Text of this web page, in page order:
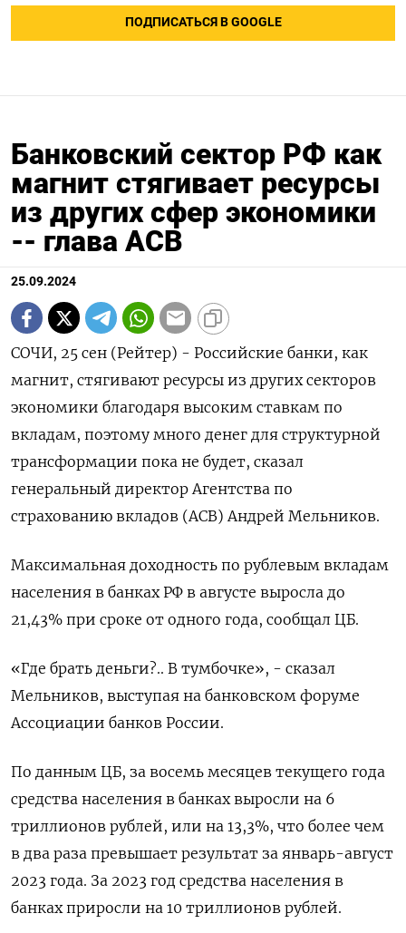
ПОДПИСАТЬСЯ В GOOGLE
Банковский сектор РФ как
магнит стягивает ресурсы
из других сфер экономики
-- глава АСВ
25.09.2024
СОЧИ, 25 сен (Рейтер) - Российские банки, как
магнит, стягивают ресурсы из других секторов
экономики благодаря высоким ставкам по
вкладам, поэтому много денег для структурной
трансформации пока не будет, сказал
генеральный директор Агентства по
страхованию вкладов (АСВ) Андрей Мельников.
Максимальная доходность по рублевым вкладам
населения в банках РФ в августе выросла до
21,43% при сроке от одного года, сообщал ЦБ.
«Где брать деньги?.. В тумбочке», - сказал
Мельников, выступая на банковском форуме
Ассоциации банков России.
По данным ЦБ, за восемь месяцев текущего года
средства населения в банках выросли на 6
триллионов рублей, или на 13,3%, что более чем
в два раза превышает результат за январь-август
2023 года. За 2023 год средства населения в
банках приросли на 10 триллионов рублей.